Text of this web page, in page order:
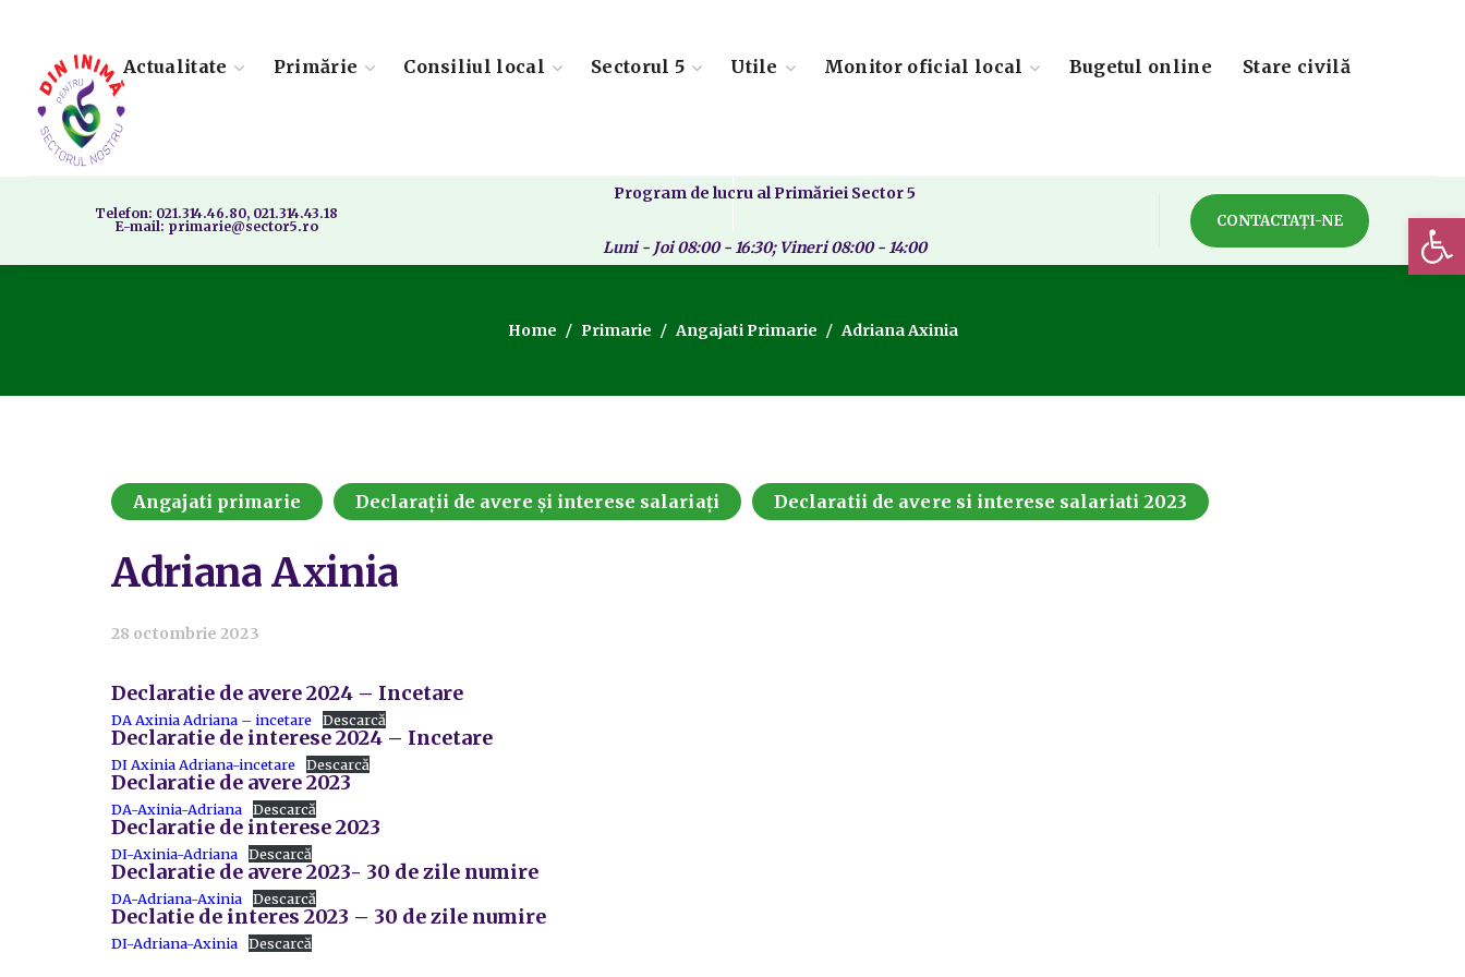
Actualitate Primărie Consiliul local Sectorul 5 Utile Monitor oficial local Bugetul online Stare civilă
Telefon: 021.314.46.80, 021.314.43.18
E-mail: primarie@sector5.ro
Program de lucru al Primăriei Sector 5
Luni - Joi 08:00 - 16:30; Vineri 08:00 - 14:00
CONTACTAȚI-NE
Home Primarie Angajati Primarie Adriana Axinia
Angajati primarie Declarații de avere și interese salariați Declaratii de avere si interese salariati 2023
Adriana Axinia
28 octombrie 2023
Declaratie de avere 2024 – Incetare
DA Axinia Adriana – incetare Descarcă
Declaratie de interese 2024 – Incetare
DI Axinia Adriana-incetare Descarcă
Declaratie de avere 2023
DA-Axinia-Adriana Descarcă
Declaratie de interese 2023
DI-Axinia-Adriana Descarcă
Declaratie de avere 2023- 30 de zile numire
DA-Adriana-Axinia Descarcă
Declatie de interes 2023 – 30 de zile numire
DI-Adriana-Axinia Descarcă